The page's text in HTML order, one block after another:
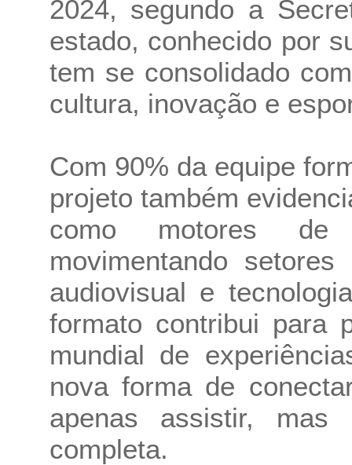
2024, segundo a
estado, conhecido por
tem se consolidado
cultura, inovação e
Com 90% da equipe
projeto também
como motores de
movimentando
audiovisual e
formato contribui para
mundial de
nova forma de
apenas assistir, mas
completa.